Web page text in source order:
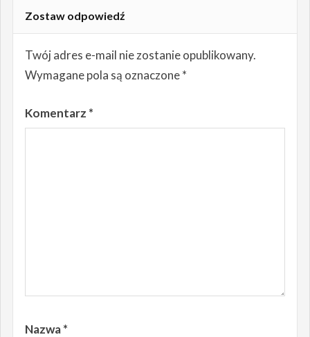
Zostaw odpowiedź
Twój adres e-mail nie zostanie opublikowany.
Wymagane pola są oznaczone*
Komentarz *
Nazwa*